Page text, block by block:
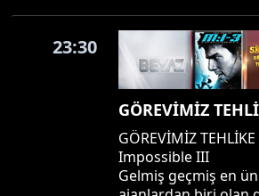
23:30
GÖREVİMİZ
GÖREVİMİZ
Impossible III
Gelmiş geçmiş en